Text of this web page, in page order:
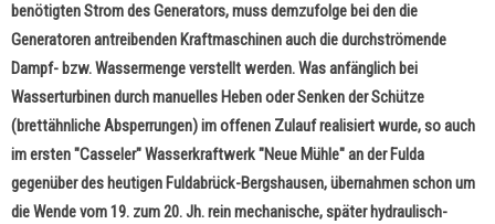
benötigten Strom des Generators, muss demzufolge bei den die
Generatoren antreibenden Kraftmaschinen auch die durchströmende
Dampf- bzw. Wassermenge verstellt werden. Was anfänglich bei
Wasserturbinen durch manuelles Heben oder Senken der Schütze
(brettähnliche Absperrungen) im offenen Zulauf realisiert wurde, so auch
im ersten "Casseler" Wasserkraftwerk "Neue Mühle" an der Fulda
gegenüber des heutigen Fuldabrück-Bergshausen, übernahmen schon um
die Wende vom 19. zum 20. Jh. rein mechanische, später hydraulisch-